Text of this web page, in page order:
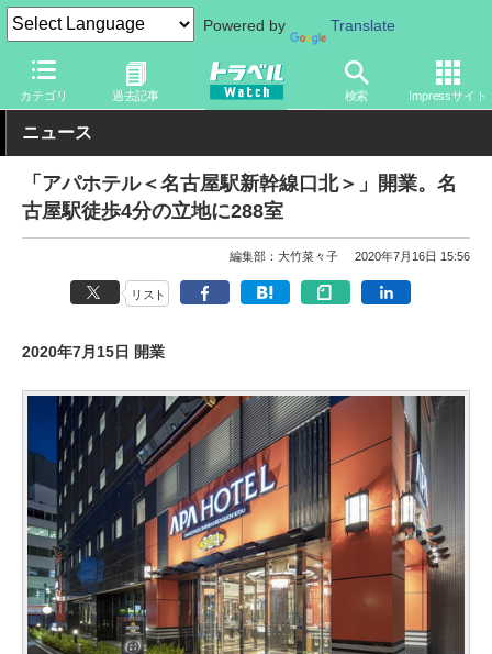
Powered by Translate
カテゴリ 過去記事 検索 Impressサイト
トラベル Watch 地域 国内旅行 中部
ニュース
「アパホテル＜名古屋駅新幹線口北＞」開業。名
古屋駅徒歩4分の立地に288室
編集部：大竹菜々子 2020年7月16日 15:56
リスト
2020年7月15日 開業